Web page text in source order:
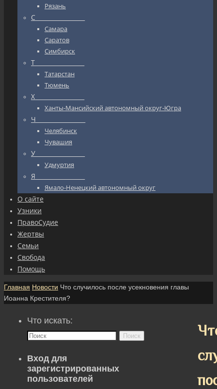
Рязань
С_________________
Самара
Саратов
Симбирск
Т_________________
Татарстан
Тюмень
Х_________________
Ханты-Мансийский автономный округ-Югра
Ч_________________
Челябинск
Чувашия
У_________________
Удмуртия
Я_________________
Ямало-Ненецкий автономный округ
О сайте
Узники
ПравоСудие
Жертвы
Семьи
Свобода
Помощь
Главная Новости Что случилось после усекновения главы
Иоанна Крестителя?
Что искать:
Поиск
Вход для
зарегистрированных
пользователей